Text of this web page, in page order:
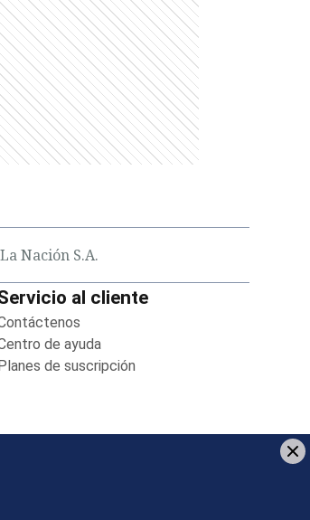
Nación S.A.
al cliente
de ayuda
de suscripción